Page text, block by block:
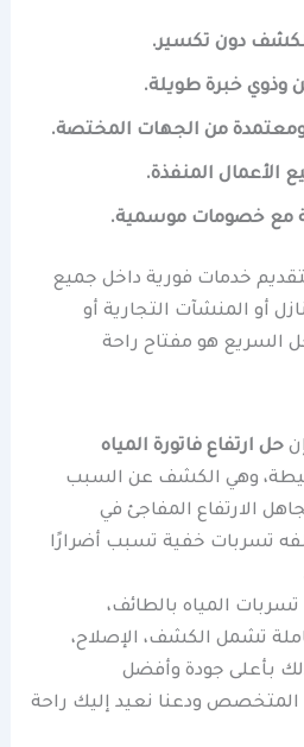
دون تكسير.
وذوي خبرة طويلة.
ومعتمدة من الجهات المختصة.
الأعمال المنفذة.
مع خصومات موسمية.
خدمات فورية داخل جميع
أو المنشآت التجارية أو
السريع هو مفتاح راحة
حل ارتفاع فاتورة المياه
وهي الكشف عن السبب
الارتفاع المفاجئ في
تسربات خفية تسبب أضرارًا
المياه بالطائف،
تشمل الكشف، الإصلاح،
بأعلى جودة وأفضل
المتخصص ودعنا نعيد إليك راحة